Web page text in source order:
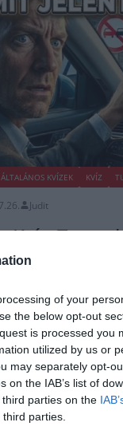
of your
the below opt-out
is processed you
utilized by us or
may separately opt-
the IAB’s list of
parties on the
parties.
ÁLTALÁNOS KVÍZEK KVÍZ
Judit
Kvíz:
és
kvíz kitöltése tökéletes
Bármerre